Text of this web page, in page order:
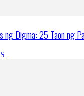
ng Digma: 25 Taon ng